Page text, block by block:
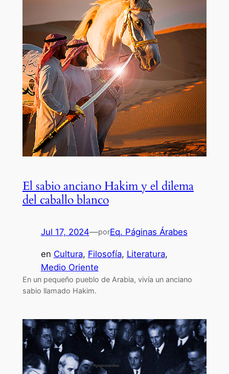
El sabio anciano Hakim y el dilema
del caballo blanco
Jul 17, 2024—porEq. Páginas Árabes
en Cultura, Filosofía, Literatura
Medio Oriente
En un pequeño pueblo de Arabia, vivía un anciano
sabio llamado Hakim.